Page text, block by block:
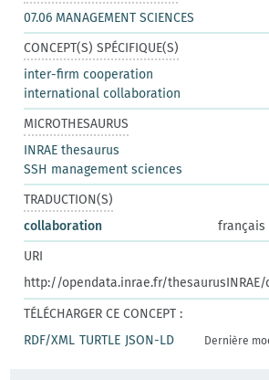
07.06 MANAGEMENT SCIENCES
CONCEPT(S) SPÉCIFIQUE(S)
inter-firm cooperation
international collaboration
MICROTHESAURUS
INRAE thesaurus
SSH management sciences
TRADUCTION(S)
collaboration
français
URI
http://opendata.inrae.fr/thesaurusINRAE/
TÉLÉCHARGER CE CONCEPT :
RDF/XML TURTLE JSON-LD Dernière